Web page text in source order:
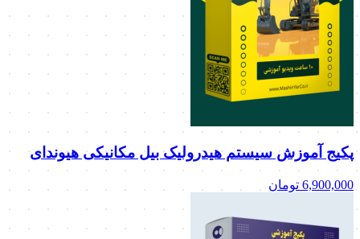
پکیج آموزش سیستم هیدرولیک بیل مکانیکی هیوندای
6,900,000 تومان